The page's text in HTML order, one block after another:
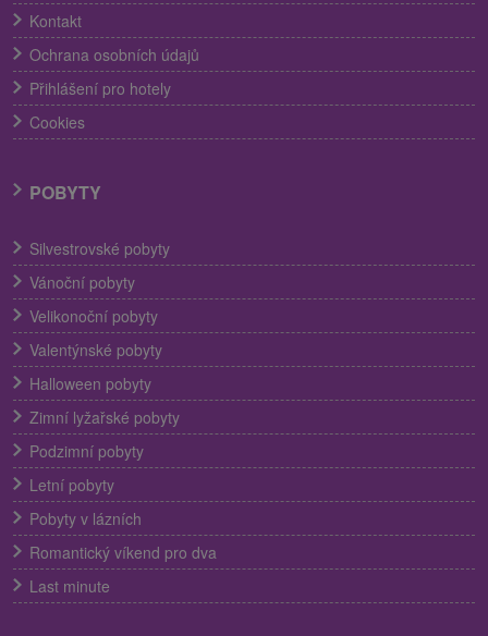
Kontakt
Ochrana osobních údajů
Přihlášení pro hotely
Cookies
POBYTY
Silvestrovské pobyty
Vánoční pobyty
Velikonoční pobyty
Valentýnské pobyty
Halloween pobyty
Zimní lyžařské pobyty
Podzimní pobyty
Letní pobyty
Pobyty v lázních
Romantický víkend pro dva
Last minute